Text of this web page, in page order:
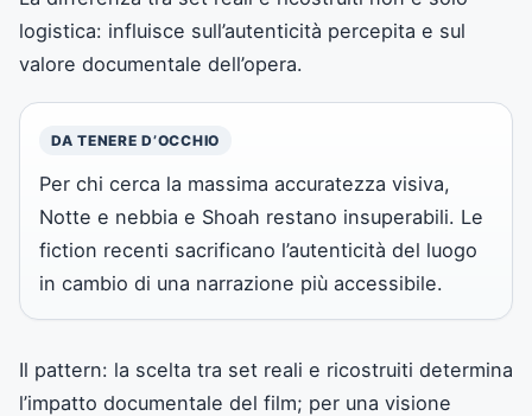
logistica: influisce sull’autenticità percepita e sul
valore documentale dell’opera.
DA TENERE D’OCCHIO
Per chi cerca la massima accuratezza visiva,
Notte e nebbia e Shoah restano insuperabili. Le
fiction recenti sacrificano l’autenticità del luogo
in cambio di una narrazione più accessibile.
Il pattern: la scelta tra set reali e ricostruiti determina
l’impatto documentale del film; per una visione